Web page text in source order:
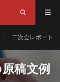
二次会レポート
稿文例